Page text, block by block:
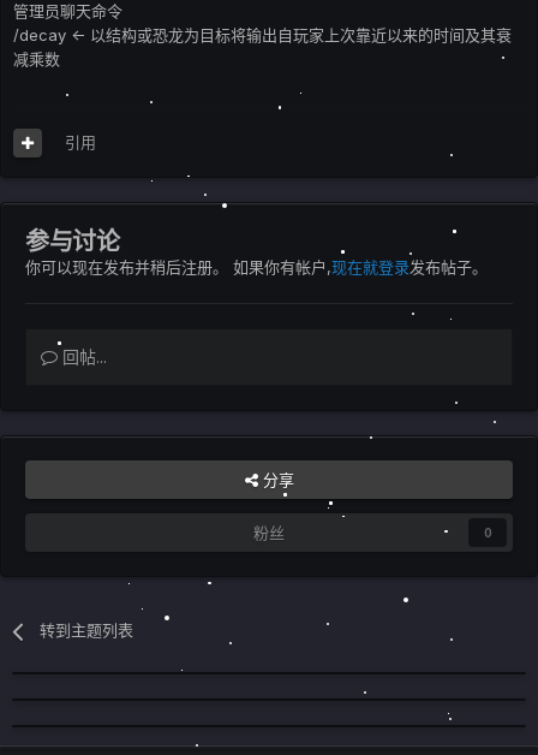
管理员聊天命令
/decay <- 以结构或恐龙为目标将输出自玩家上次靠近以来的时间及其衰
减乘数
引用
参与讨论
你可以现在发布并稍后注册。 如果你有帐户,现在就登录发布帖子。
回帖...
分享
粉丝 0
转到主题列表